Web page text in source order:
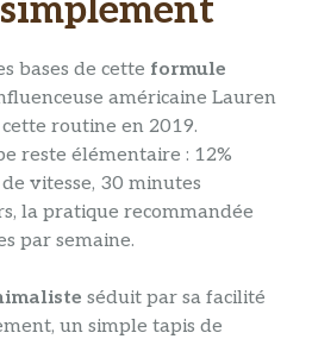
bases de cette formule
américaine Lauren
routine en 2019.
reste élémentaire : 12%
vitesse, 30 minutes
la pratique recommandée
par semaine.
séduit par sa facilité
un simple tapis de